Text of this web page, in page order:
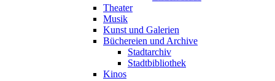
Theater
Musik
Kunst und Galerien
Büchereien und Archive
Stadtarchiv
Stadtbibliothek
Kinos